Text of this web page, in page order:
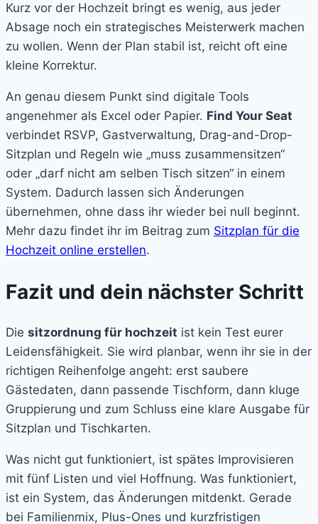
Kurz vor der Hochzeit bringt es wenig, aus jeder
Absage noch ein strategisches Meisterwerk machen
zu wollen. Wenn der Plan stabil ist, reicht oft eine
kleine Korrektur.
An genau diesem Punkt sind digitale Tools
angenehmer als Excel oder Papier. Find Your Seat
verbindet RSVP, Gastverwaltung, Drag-and-Drop-
Sitzplan und Regeln wie „muss zusammensitzen“
oder „darf nicht am selben Tisch sitzen“ in einem
System. Dadurch lassen sich Änderungen
übernehmen, ohne dass ihr wieder bei null beginnt.
Mehr dazu findet ihr im Beitrag zum Sitzplan für die
Hochzeit online erstellen.
Fazit und dein nächster Schritt
Die sitzordnung für hochzeit ist kein Test eurer
Leidensfähigkeit. Sie wird planbar, wenn ihr sie in der
richtigen Reihenfolge angeht: erst saubere
Gästedaten, dann passende Tischform, dann kluge
Gruppierung und zum Schluss eine klare Ausgabe für
Sitzplan und Tischkarten.
Was nicht gut funktioniert, ist spätes Improvisieren
mit fünf Listen und viel Hoffnung. Was funktioniert,
ist ein System, das Änderungen mitdenkt. Gerade
bei Familienmix, Plus-Ones und kurzfristigen